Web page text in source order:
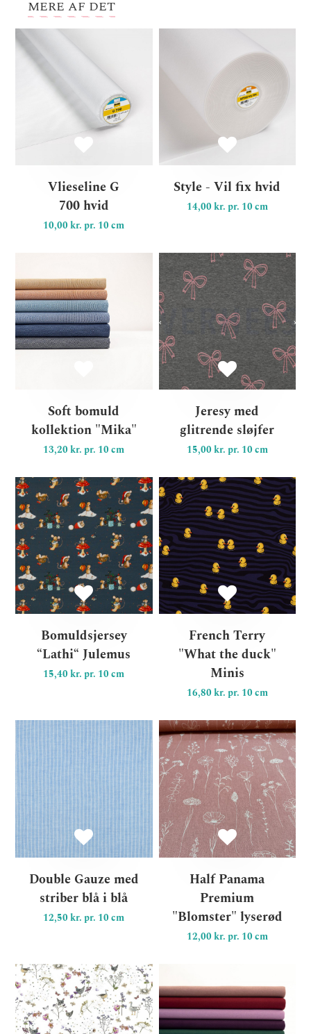
MERE AF DET
Vlieseline G
700 hvid
10,00 kr. pr. 10 cm
Style - Vil fix hvid
14,00 kr. pr. 10 cm
Soft bomuld
kollektion "Mika"
13,20 kr. pr. 10 cm
Soft bomuld kollektion
Jeresy med
glitrende sløjfer
15,00 kr. pr. 10 cm
Bomuldsjersey
“Lathi“ Julemus
15,40 kr. pr. 10 cm
Bomuldsjersey “Lathi“
French Terry
"What the duck"
Minis
16,80 kr. pr. 10 cm
Double Gauze med
striber blå i blå
12,50 kr. pr. 10 cm
Double Gauze med striber
Half Panama
Premium
"Blomster" lyserød
12,00 kr. pr. 10 cm
Bomuld